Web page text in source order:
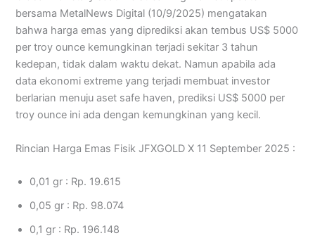
bersama MetalNews Digital (10/9/2025) mengatakan
bahwa harga emas yang diprediksi akan tembus US$ 5000
per troy ounce kemungkinan terjadi sekitar 3 tahun
kedepan, tidak dalam waktu dekat. Namun apabila ada
data ekonomi extreme yang terjadi membuat investor
berlarian menuju aset safe haven, prediksi US$ 5000 per
troy ounce ini ada dengan kemungkinan yang kecil.
Rincian Harga Emas Fisik JFXGOLD X 11 September 2025 :
0,01 gr : Rp. 19.615
0,05 gr : Rp. 98.074
0,1 gr : Rp. 196.148